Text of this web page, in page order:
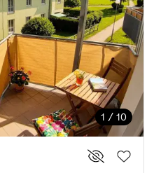
1 / 10